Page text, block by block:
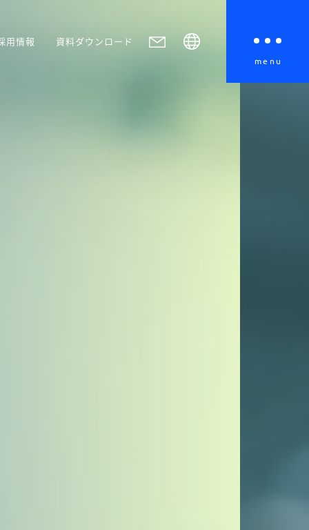
用情報 資料ダウンロード
menu